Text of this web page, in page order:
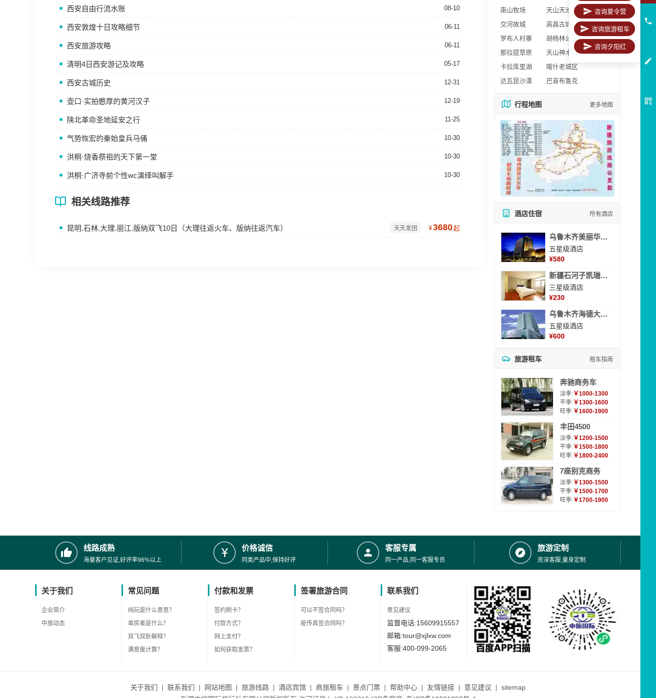
西安自由行流水账 08-10
西安敦煌十日攻略细节 06-11
西安旅游攻略 06-11
清明4日西安游记及攻略 05-17
西安古城历史 12-31
壶口·实拍憨厚的黄河汉子 12-19
陕北革命圣地延安之行 11-25
气势恢宏的秦始皇兵马俑 10-30
洪桐·烧香祭祖的天下第一堂 10-30
洪桐·广济寺前个性wc演绎叫解手 10-30
相关线路推荐
昆明.石林.大理.丽江.版纳双飞10日（大理往返火车、版纳往返汽车） 天天发团 ¥3680起
南山牧场
天山天池
交河故城
高昌古城
罗布人村寨
胡杨林公园
那拉提草原
天山神木园
卡拉库里湖
喀什老城区
达瓦昆沙漠
巴音布鲁克
行程地图 更多地图
酒店住宿 所有酒店
乌鲁木齐美丽华大酒
五星级酒店
¥580
新疆石河子凯瑞酒店
三星级酒店
¥230
乌鲁木齐海德大酒店
五星级酒店
¥600
旅游租车 租车指南
奔驰商务车
淡季:￥1000-1300
平季:￥1300-1600
旺季:￥1600-1900
丰田4500
淡季:￥1200-1500
平季:￥1500-1800
旺季:￥1800-2400
7座别克商务
淡季:￥1300-1500
平季:￥1500-1700
旺季:￥1700-1900
线路成熟
海量客户见证,好评率96%以上
价格诚信
同类产品中,保持好评
客服专属
同一产品,同一客服专员
旅游定制
资深客服,量身定制
关于我们
企业简介
中旅动态
常见问题
纯玩是什么意思？
单房差是什么？
双飞双卧解释？
满意度计算？
付款和发票
签约刷卡？
付款方式？
网上支付？
如何获取发票？
签署旅游合同
可以不签合同吗？
能传真签合同吗？
联系我们
意见建议
监督电话:15609915557
邮箱:tour@xjlxw.com
客服:400-099-2065
关于我们 | 联系我们 | 网站地图 | 旅游线路 | 酒店宾馆 | 商旅租车 | 景点门票 | 帮助中心 | 友情链接 | 意见建议 | sitemap
咨询夏令营
咨询旅游租车
咨询夕阳红